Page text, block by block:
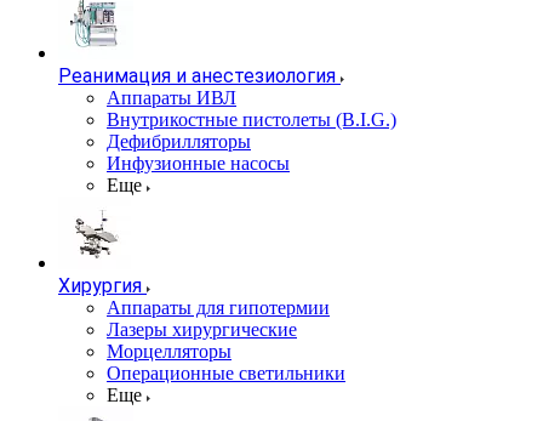
Реанимация и анестезиология
Аппараты ИВЛ
Внутрикостные пистолеты (B.I.G.)
Дефибрилляторы
Инфузионные насосы
Еще
Хирургия
Аппараты для гипотермии
Лазеры хирургические
Морцелляторы
Операционные светильники
Еще